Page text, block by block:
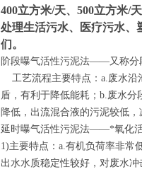
400立方米/天、500立方米/天
处理生活污水、医疗污水、
们。
阶段曝气活性污泥法——又称分
工艺流程主要特点：a.废水沿
盾，有利于降低能耗；b.废水
降低，出流混合液的污泥较低
延时曝气活性污泥法——*氧化
1)主要特点：a.有机负荷率非常
出水水质稳定性较好，对废水